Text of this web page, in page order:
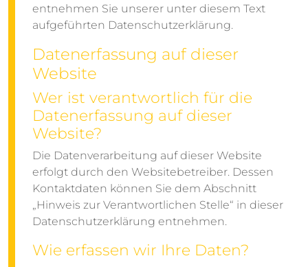
entnehmen Sie unserer unter diesem Text
aufgeführten Datenschutzerklärung.
Datenerfassung auf dieser
Website
Wer ist verantwortlich für die
Datenerfassung auf dieser
Website?
Die Datenverarbeitung auf dieser Website
erfolgt durch den Websitebetreiber. Dessen
Kontaktdaten können Sie dem Abschnitt
„Hinweis zur Verantwortlichen Stelle“ in dieser
Datenschutzerklärung entnehmen.
Wie erfassen wir Ihre Daten?